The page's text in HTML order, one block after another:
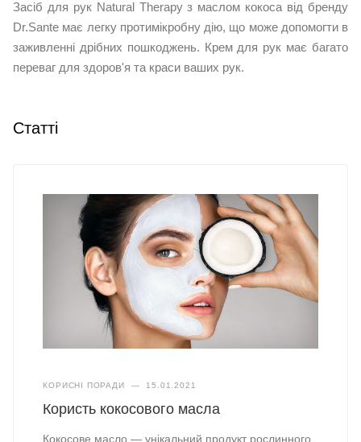
Засіб для рук Natural Therapy з маслом кокоса від бренду
Dr.Sante має легку протимікробну дію, що може допомогти в
заживленні дрібних пошкоджень. Крем для рук має багато
переваг для здоров'я та краси ваших рук.
Статті
КОРИСНІ ПОРАДИ — 15.01.2021
Користь кокосового масла
Кокосове масло — унікальний продукт рослинного